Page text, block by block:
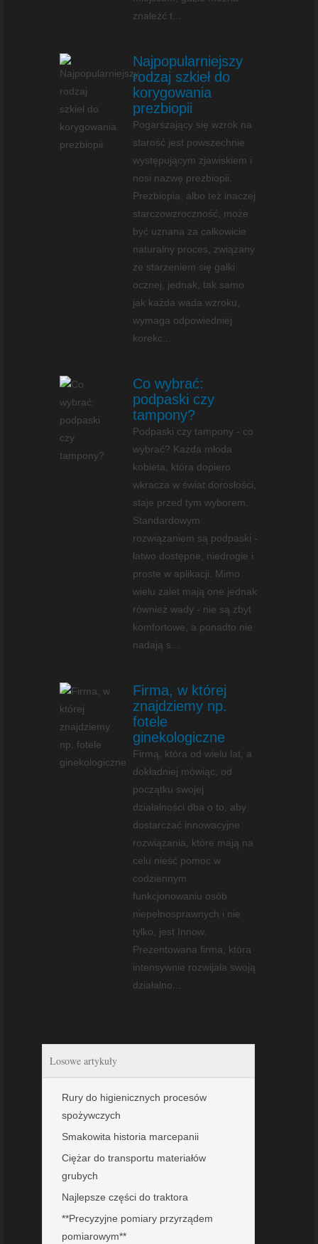
znaleźć t...
Najpopularniejszy
rodzaj szkieł do
korygowania
prezbiopii
Pogarszający się wzrok na
starość jest powszechnie
występującym zjawiskiem i
nosi nazwę prezbiopii.
Prezbiopia, albo też inaczej
starczowzroczność, może
być uznana za całkowicie
naturalny proces, związany
ze starzeniem się gałki
ocznej, jednak, tak samo
jak każda wada wzroku,
wymaga odpowiedniej
korekc...
Co wybrać:
podpaski czy
tampony?
Podpaski czy tampony - co
wybrać? Każda młoda
kobieta, która dopiero
wkracza w świat dorosłości,
staje przed tym wyborem.
Standardowym
rozwiązaniem są podpaski -
łatwo dostępne, niedrogie i
proste w aplikacji. Mimo
wielu zalet mają one jednak
również wady - nie są zbyt
komfortowe, a ponadto nie
nadają s...
Firma, w której
znajdziemy np.
fotele
ginekologiczne
Firmą, która od wielu lat, a
dokładniej mówiąc, od
początku swojej
działalności dba o to, aby
dostarczać innowacyjne
rozwiązania, które mają na
celu nieść pomoc w
codziennym
funkcjonowaniu osób
niepełnosprawnych i nie
tylko, jest Innow.
Prezentowana firma, która
intensywnie rozwijała swoją
działalno...
Losowe artykuły
Rury do higienicznych procesów
spożywczych
Smakowita historia marcepanii
Ciężar do transportu materiałów
grubych
Najlepsze części do traktora
**Precyzyjne pomiary przyrządem
pomiarowym**